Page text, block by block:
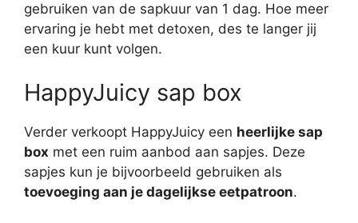
gebruiken van de sapkuur van 1 dag. Hoe meer
ervaring je hebt met detoxen, des te langer jij
een kuur kunt volgen.
HappyJuicy sap box
Verder verkoopt HappyJuicy een heerlijke sap
box met een ruim aanbod aan sapjes. Deze
sapjes kun je bijvoorbeeld gebruiken als
toevoeging aan je dagelijkse eetpatroon.